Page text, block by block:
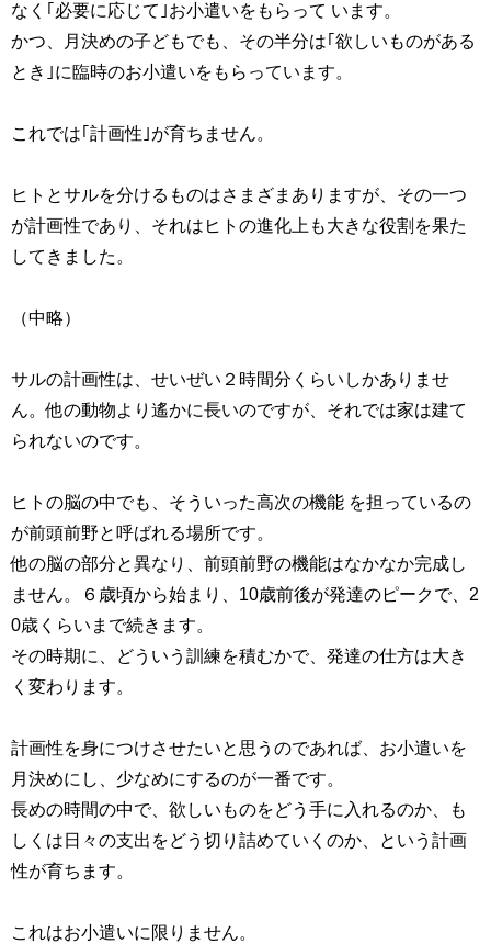
なく｢必要に応じて｣お小遣いをもらって います。
かつ、月決めの子どもでも、その半分は｢欲しいものがある
とき｣に臨時のお小遣いをもらっています。
これでは｢計画性｣が育ちません。
ヒトとサルを分けるものはさまざまありますが、その一つ
が計画性であり、それはヒトの進化上も大きな役割を果た
してきました。
（中略）
サルの計画性は、せいぜい２時間分くらいしかありませ
ん。他の動物より遙かに長いのですが、それでは家は建て
られないのです。
ヒトの脳の中でも、そういった高次の機能 を担っているの
が前頭前野と呼ばれる場所です。
他の脳の部分と異なり、前頭前野の機能はなかなか完成し
ません。６歳頃から始まり、10歳前後が発達のピークで、2
0歳くらいまで続きます。
その時期に、どういう訓練を積むかで、発達の仕方は大き
く変わります。
計画性を身につけさせたいと思うのであれば、お小遣いを
月決めにし、少なめにするのが一番です。
長めの時間の中で、欲しいものをどう手に入れるのか、も
しくは日々の支出をどう切り詰めていくのか、という計画
性が育ちます。
これはお小遣いに限りません。